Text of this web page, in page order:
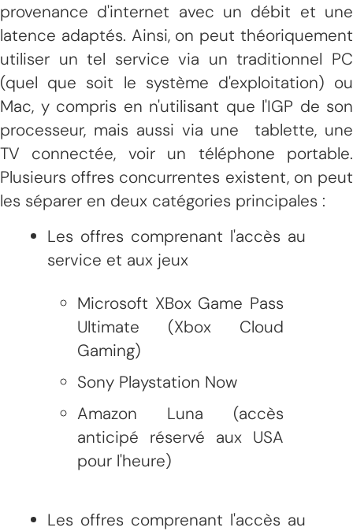
provenance d'internet avec un débit et une
latence adaptés. Ainsi, on peut théoriquement
utiliser un tel service via un traditionnel PC
(quel que soit le système d'exploitation) ou
Mac, y compris en n'utilisant que l'IGP de son
processeur, mais aussi via une tablette, une
TV connectée, voir un téléphone portable.
Plusieurs offres concurrentes existent, on peut
les séparer en deux catégories principales :
Les offres comprenant l'accès au
service et aux jeux
Microsoft XBox Game Pass
Ultimate (Xbox Cloud
Gaming)
Sony Playstation Now
Amazon Luna (accès
anticipé réservé aux USA
pour l'heure)
Les offres comprenant l'accès au